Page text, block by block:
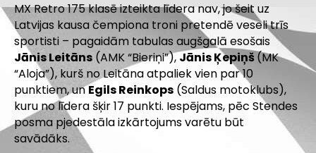
MX Retro 175 klasē izteikta līdera nav, jo šeit uz
Latvijas kausa čempiona troni pretendē veseli trīs
sportisti – pagaidām tabulas augšgalā esošais
Jānis Leitāns (AMK “Bieriņi”),Jānis Ķepiņš(MK
“Aloja”), kurš no Leitāna atpaliek vien par 10
punktiem, unEgils Reinkops (Saldus motoklubs),
kuru no līdera šķir 17 punkti. Iespējams, pēc Stendes
posma pjedestāla izkārtojums varētu būt
savādāks.